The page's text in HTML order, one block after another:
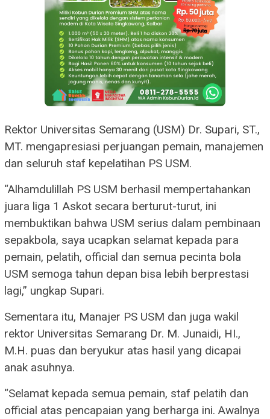
Rektor Universitas Semarang (USM) Dr. Supari, ST.,
MT. mengapresiasi perjuangan pemain, manajemen
dan seluruh staf kepelatihan PS USM.
“Alhamdulillah PS USM berhasil mempertahankan
juara liga 1 Askot secara berturut-turut, ini
membuktikan bahwa USM serius dalam pembinaan
sepakbola, saya ucapkan selamat kepada para
pemain, pelatih, official dan semua pecinta bola
USM semoga tahun depan bisa lebih berprestasi
lagi,” ungkap Supari.
Sementara itu, Manajer PS USM dan juga wakil
rektor Universitas Semarang Dr. M. Junaidi, HI.,
M.H. puas dan beryukur atas hasil yang dicapai
anak asuhnya.
“Selamat kepada semua pemain, staf pelatih dan
official atas pencapaian yang berharga ini. Awalnya